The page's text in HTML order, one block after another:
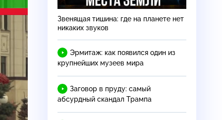
Звенящая тишина: где на планете нет
никаких звуков
Эрмитаж: как появился один из
крупнейших музеев мира
Заговор в пруду: самый
абсурдный скандал Трампа